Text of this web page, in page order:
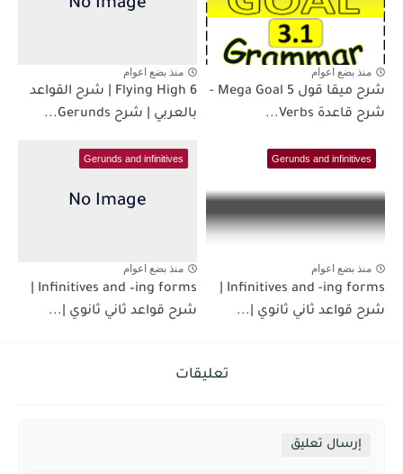
منذ بضع اعوام
شرح ميقا قول 5 Mega Goal -
شرح قاعدة Verbs...
منذ بضع اعوام
Flying High 6 | شرح القواعد
بالعربي | شرح Gerunds...
Gerunds and infinitives
منذ بضع اعوام
شرح قواعد ثاني ثانوي |...
Gerunds and infinitives
منذ بضع اعوام
شرح قواعد ثاني ثانوي |...
تعليقات
إرسال تعليق